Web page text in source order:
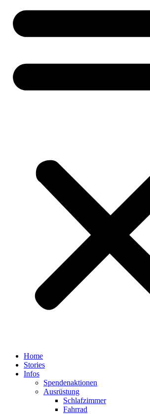
Home
Stories
Infos
Spendenaktionen
Ausrüstung
Schlafzimmer
Fahrrad